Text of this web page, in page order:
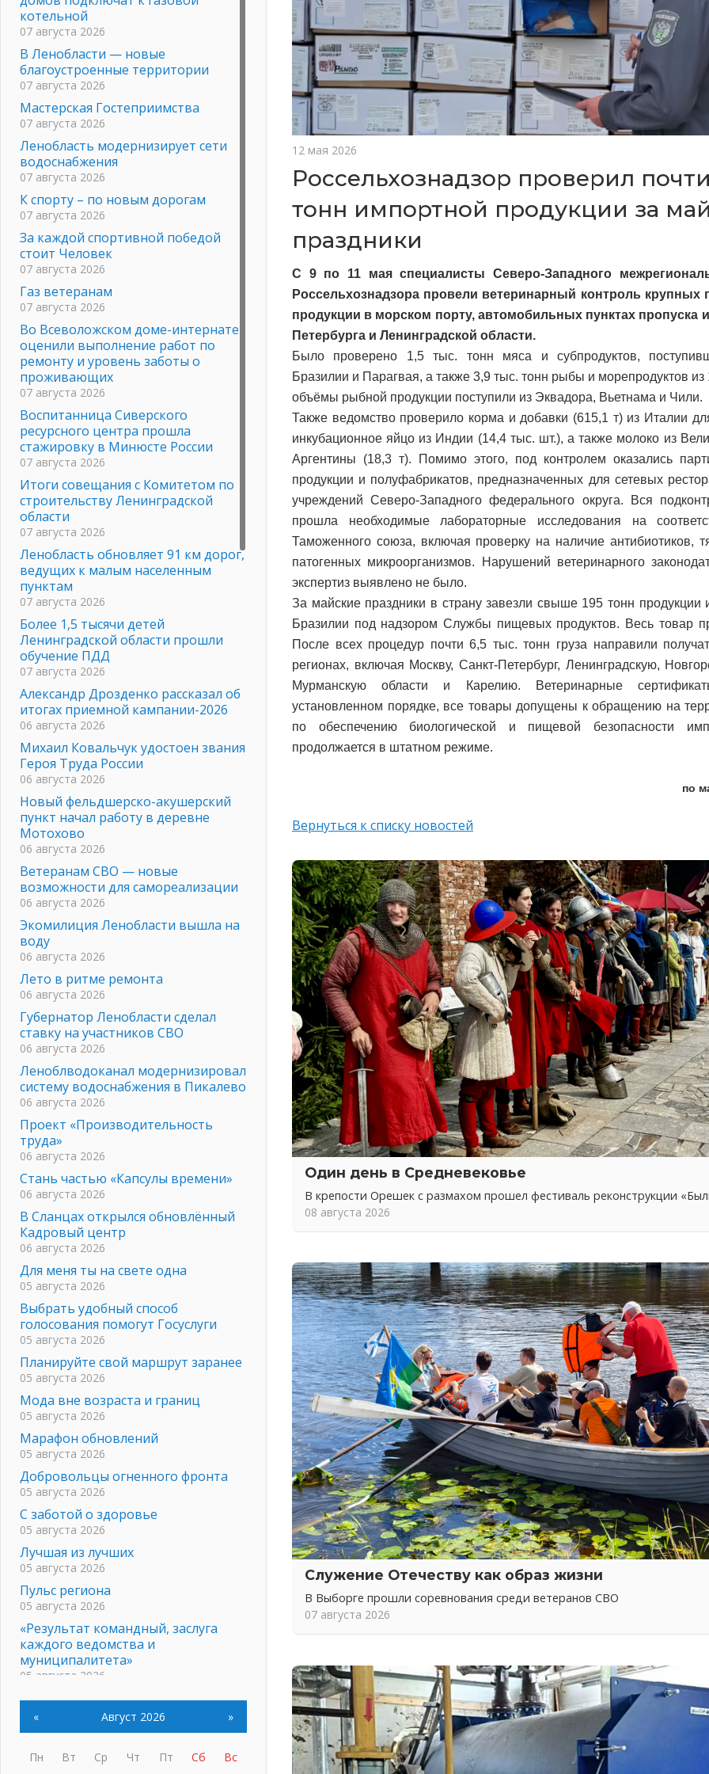
12 мая 2026
Россельхознадзор проверил
тонн импортной продукции за
праздники
С 9 по 11 мая специалисты Северо-Западного
Россельхознадзора провели ветеринарный контроль крупных
продукции в морском порту, автомобильных пунктах пропуска
Петербурга и Ленинградской области.
Было проверено 1,5 тыс. тонн мяса и субпродуктов,
Бразилии и Парагвая, а также 3,9 тыс. тонн рыбы и морепродуктов
объёмы рыбной продукции поступили из Эквадора, Вьетнама и Чили.
Также ведомство проверило корма и добавки (615,1 т) из Италии
инкубационное яйцо из Индии (14,4 тыс. шт.), а также молоко из
Аргентины (18,3 т). Помимо этого, под контролем оказались
продукции и полуфабрикатов, предназначенных для сетевых
учреждений Северо-Западного федерального округа. Вся
прошла необходимые лабораторные исследования на
Таможенного союза, включая проверку на наличие антибиотиков,
патогенных микроорганизмов. Нарушений ветеринарного
экспертиз выявлено не было.
За майские праздники в страну завезли свыше 195 тонн продукции
Бразилии под надзором Службы пищевых продуктов. Весь товар
После всех процедур почти 6,5 тыс. тонн груза направили
регионах, включая Москву, Санкт-Петербург, Ленинградскую,
Мурманскую области и Карелию. Ветеринарные
установленном порядке, все товары допущены к обращению на
по обеспечению биологической и пищевой безопасности
продолжается в штатном режиме.
по
Вернуться к списку новостей
Один день в Средневековье
В крепости Орешек с размахом прошел фестиваль реконструкции
08 августа 2026
Служение Отечеству как образ жизни
В Выборге прошли соревнования среди ветеранов СВО
07 августа 2026
котельной
07 августа 2026
В Ленобласти — новые
благоустроенные территории
07 августа 2026
Мастерская Гостеприимства
07 августа 2026
Ленобласть модернизирует сети
водоснабжения
07 августа 2026
К спорту – по новым дорогам
07 августа 2026
За каждой спортивной победой
стоит Человек
07 августа 2026
Газ ветеранам
07 августа 2026
Во Всеволожском доме-интернате
оценили выполнение работ по
ремонту и уровень заботы о
проживающих
07 августа 2026
Воспитанница Сиверского
ресурсного центра прошла
стажировку в Минюсте России
07 августа 2026
Итоги совещания с Комитетом по
строительству Ленинградской
области
07 августа 2026
Ленобласть обновляет 91 км дорог,
ведущих к малым населенным
пунктам
07 августа 2026
Более 1,5 тысячи детей
Ленинградской области прошли
обучение ПДД
07 августа 2026
Александр Дрозденко рассказал об
итогах приемной кампании-2026
06 августа 2026
Михаил Ковальчук удостоен звания
Героя Труда России
06 августа 2026
Новый фельдшерско-акушерский
пункт начал работу в деревне
Мотохово
06 августа 2026
Ветеранам СВО — новые
возможности для самореализации
06 августа 2026
Экомилиция Ленобласти вышла на
воду
06 августа 2026
Лето в ритме ремонта
06 августа 2026
Губернатор Ленобласти сделал
ставку на участников СВО
06 августа 2026
Леноблводоканал модернизировал
систему водоснабжения в Пикалево
06 августа 2026
Проект «Производительность
труда»
06 августа 2026
Стань частью «Капсулы времени»
06 августа 2026
В Сланцах открылся обновлённый
Кадровый центр
06 августа 2026
Для меня ты на свете одна
05 августа 2026
Выбрать удобный способ
голосования помогут Госуслуги
05 августа 2026
Планируйте свой маршрут заранее
05 августа 2026
Мода вне возраста и границ
05 августа 2026
Марафон обновлений
05 августа 2026
Добровольцы огненного фронта
05 августа 2026
С заботой о здоровье
05 августа 2026
Лучшая из лучших
05 августа 2026
Пульс региона
05 августа 2026
«Результат командный, заслуга
каждого ведомства и
муниципалитета»
05 августа 2026
Вдохновлять, просвещать и
объединять!
Не оставят в беде
05 августа 2026
« Август 2026 »
Пн Вт Ср Чт Пт Сб
Вс